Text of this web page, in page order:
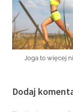
Joga to więcej
Dodaj